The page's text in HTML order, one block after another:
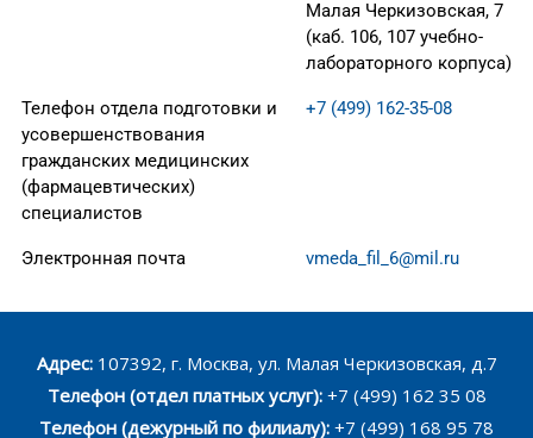
Малая Черкизовская, 7
(каб. 106, 107 учебно-
лабораторного корпуса)
Телефон отдела подготовки и
усовершенствования
гражданских медицинских
(фармацевтических)
специалистов
+7 (499) 162-35-08
Электронная почта vmeda_fil_6@mil.ru
Адрес:107392, г. Москва, ул. Малая Черкизовская, д.7
Телефон (отдел платных услуг):+7 (499) 162 35 08
Телефон (дежурный по филиалу): +7 (499) 168 95 78